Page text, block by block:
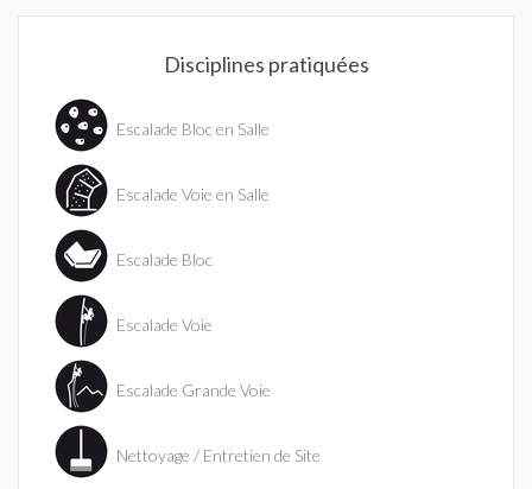
Disciplines pratiquées
Escalade Bloc en Salle
Escalade Voie en Salle
Escalade Bloc
Escalade Voie
Escalade Grande Voie
Nettoyage / Entretien de Site